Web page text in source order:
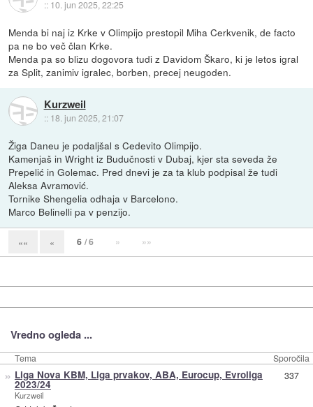
:: 10. jun 2025, 22:25
Menda bi naj iz Krke v Olimpijo prestopil Miha Cerkvenik, de facto
pa ne bo več član Krke.
Menda pa so blizu dogovora tudi z Davidom Škaro, ki je letos igral
za Split, zanimiv igralec, borben, precej neugoden.
Kurzweil
:: 18. jun 2025, 21:07
Žiga Daneu je podaljšal s Cedevito Olimpijo.
Kamenjaš in Wright iz Budučnosti v Dubaj, kjer sta seveda že
Prepelić in Golemac. Pred dnevi je za ta klub podpisal že tudi
Aleksa Avramović.
Tornike Shengelia odhaja v Barcelono.
Marco Belinelli pa v penzijo.
«« « 6 / 6 » »»
Vredno ogleda ...
Tema Sporočila
» Liga Nova KBM, Liga prvakov, ABA, Eurocup, Evroliga
2023/24
Kurzweil
337